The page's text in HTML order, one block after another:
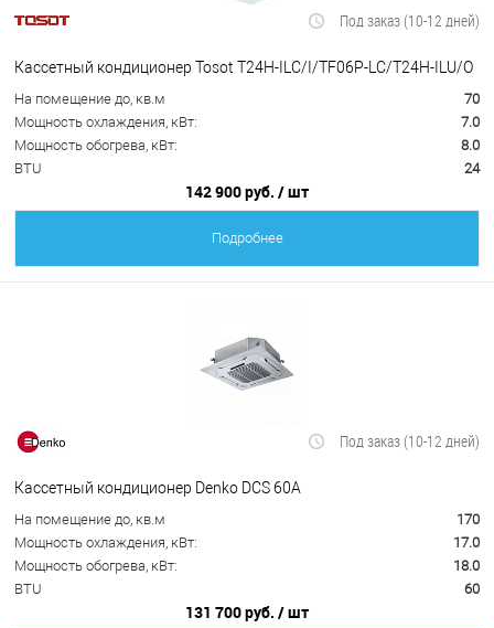
Под заказ (10-12 дней)
Кассетный кондиционер Tosot T24H-ILC/I/TF06P-LC/T24H-ILU/O
На помещение до, кв.м
70
Мощность охлаждения, кВт:
7.0
Мощность обогрева, кВт:
8.0
BTU
24
142 900 руб. / шт
Подробнее
Под заказ (10-12 дней)
Кассетный кондиционер Denko DCS 60A
На помещение до, кв.м
170
Мощность охлаждения, кВт:
17.0
Мощность обогрева, кВт:
18.0
BTU
60
131 700 руб. / шт